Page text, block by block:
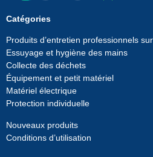
Catégories
Produits d’entretien professionnels
Essuyage et hygiène des mains
Collecte des déchets
Équipement et petit matériel
Matériel électrique
Protection individuelle
Nouveaux produits
Conditions d’utilisation